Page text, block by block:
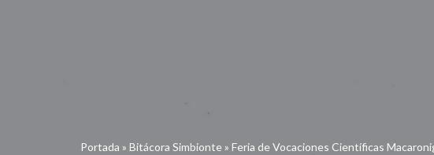
Portada » Bitácora Simbionte » Feria de Vocaciones Científicas